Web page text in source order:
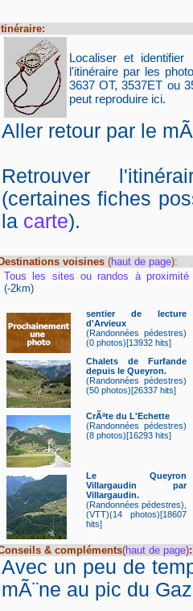
Itinéraire:
Localiser et identifier
l'itinéraire par les
3637 OT, 3537ET ou
peut reproduire ici.
Aller retour par le
Retrouver
(certaines fiches
la carte).
Destinations voisines (haut de page):
Tous les sites ou randos à proximité
(-2km)
sentier de lecture
d'Arvieux
(Randonnées pédestres)
(0 photos)[13932 hits]
Chalets de Furfande
depuis le Queyron.
(Randonnées pédestres)
(50 photos)[26337 hits]
CrÃªte du L'Echette
(Randonnées pédestres)
(8 photos)[16293 hits]
Le Queyron
Villargaudin par
Villargaudin.
(Randonnées pédestres),
(VTT)(14 photos)[18607
hits]
& compléments(haut de page):
Avec un peu de
mÃ¨ne au pic du